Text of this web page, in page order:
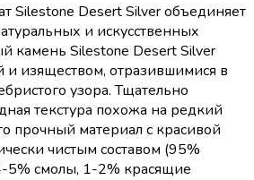
Silestone Desert Silver объединяет
и искусственных
камень Silestone Desert Silver
и изяществом, отразившимися в
узора. Тщательно
текстура похожа на редкий
прочный материал с красивой
чистым составом (95%
5% смолы, 1-2% красящие